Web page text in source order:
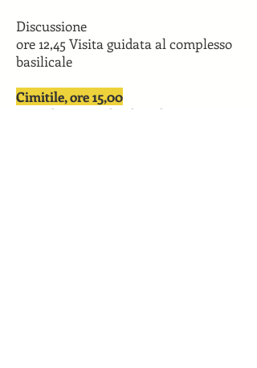
Discussione
ore 12,45 Visita guidata al complesso
basilicale
Cimitile, ore 15,00
Complesso Basilicale Paleocristiano